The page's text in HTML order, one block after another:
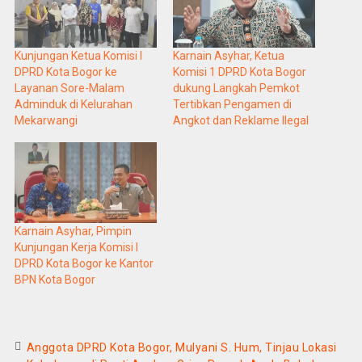
Kunjungan Ketua Komisi I
DPRD Kota Bogor ke
Layanan Sore-Malam
Adminduk di Kelurahan
Mekarwangi
Karnain Asyhar, Ketua
Komisi 1 DPRD Kota Bogor
dukung Langkah Pemkot
Tertibkan Pengamen di
Angkot dan Reklame Ilegal
Karnain Asyhar, Pimpin
Kunjungan Kerja Komisi I
DPRD Kota Bogor ke Kantor
BPN Kota Bogor
Anggota DPRD Kota Bogor, Mulyani S. Hum, Tinjau Lokasi